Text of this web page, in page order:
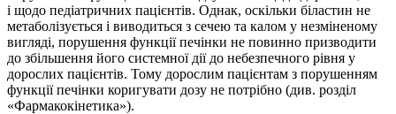
і щодо педіатричних пацієнтів. Однак, оскільки біластин не
метаболізується і виводиться з сечею та калом у незміненому
вигляді, порушення функції печінки не повинно призводити
до збільшення його системної дії до небезпечного рівня у
дорослих пацієнтів. Тому дорослим пацієнтам з порушенням
функції печінки коригувати дозу не потрібно (див. розділ
«Фармакокінетика»).